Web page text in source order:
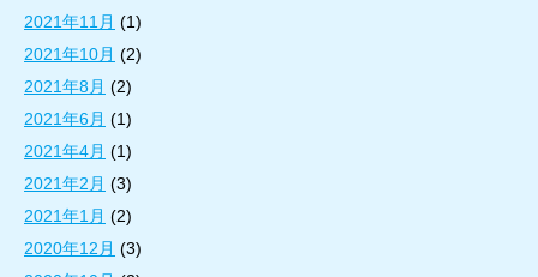
2021年11月 (1)
2021年10月 (2)
2021年8月 (2)
2021年6月 (1)
2021年4月 (1)
2021年2月 (3)
2021年1月 (2)
2020年12月 (3)